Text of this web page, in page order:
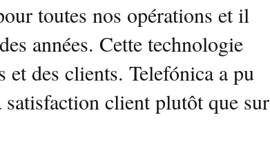
toutes nos opérations et il
années. Cette technologie
des clients. Telefónica a pu
client plutôt que sur